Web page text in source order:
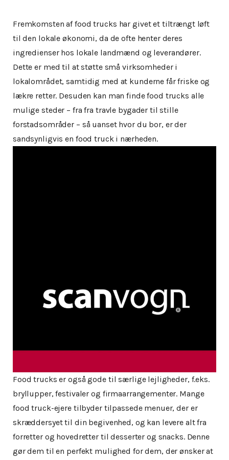
Fremkomsten af food trucks har givet et tiltrængt løft
til den lokale økonomi, da de ofte henter deres
ingredienser hos lokale landmænd og leverandører.
Dette er med til at støtte små virksomheder i
lokalområdet, samtidig med at kunderne får friske og
lækre retter. Desuden kan man finde food trucks alle
mulige steder – fra fra travle bygader til stille
forstadsområder – så uanset hvor du bor, er der
sandsynligvis en food truck i nærheden.
Food trucks er også gode til særlige lejligheder, f.eks.
bryllupper, festivaler og firmaarrangementer. Mange
food truck-ejere tilbyder tilpassede menuer, der er
skræddersyet til din begivenhed, og kan levere alt fra
forretter og hovedretter til desserter og snacks. Denne
gør dem til en perfekt mulighed for dem, der ønsker at